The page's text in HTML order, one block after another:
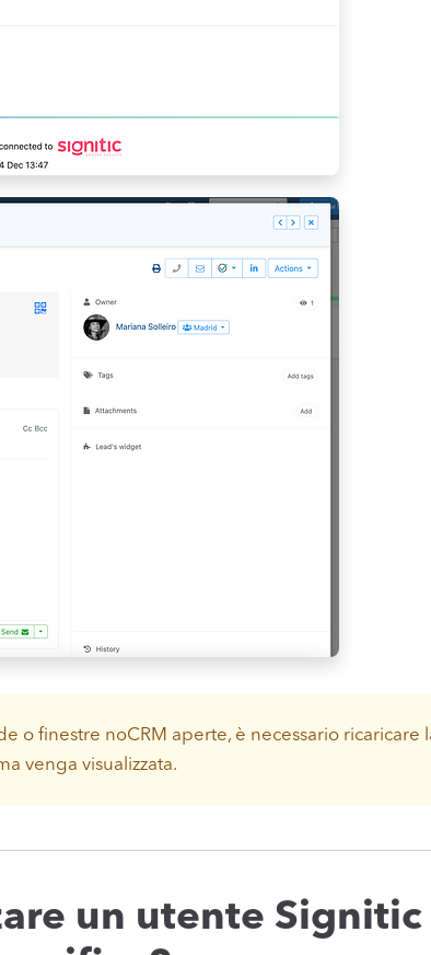
o finestre noCRM aperte, è necessario ricaricare
venga visualizzata.
un utente Signitic